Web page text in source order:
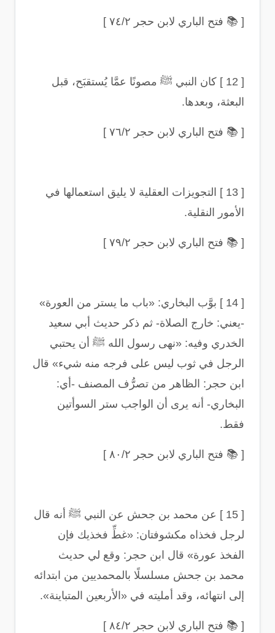
[
📚 فتح الباري لابن حجر ٧٤/٢ ]
[ 12 ]
كان النبي ﷺ مصونًا عمَّا يُستقبَح، قبل
البعثة، وبعدها.
[
📚 فتح الباري لابن حجر ٧٦/٢ ]
[ 13 ]
التجويزات العقلية لا يليق استعمالها في
الأمور النقلية.
[
📚 فتح الباري لابن حجر ٧٩/٢ ]
[ 14 ]
بوَّب البخاري: «باب ما يستر من العورة»
-يعني: خارج الصلاة- ثم ذكر حديث أبي سعيد
الخدري وفيه: «نهى رسول الله ﷺ أن يحتبي
الرجل في ثوب ليس على فرجه منه شيء» قال
ابن حجر: الظاهر من تصرُّف المصنف -أي:
البخاري- أنه يرى أن الواجب ستر السوأتين
فقط.
[
📚 فتح الباري لابن حجر ٨٠/٢ ]
[ 15 ]
عن محمد بن جحش عن النبي ﷺ أنه قال
لرجل فخذاه مكشوفتان: «غطِّ فخذيك فإن
الفخذ عورة» قال ابن حجر: وقع لي حديث
محمد بن جحش مسلسلًا بالمحمديين من ابتدائه
إلى انتهائه، وقد أمليته في «الأربعين المتباينة».
[
📚 فتح الباري لابن حجر ٨٤/٢ ]